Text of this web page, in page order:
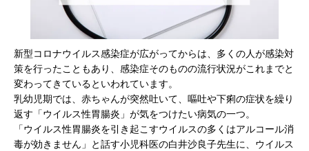
新型コロナウイルス感染症が広がってからは、多くの人が感染対
策を行ったこともあり、感染症そのものの流行状況がこれまでと
変わってきているといわれています。
乳幼児期では、赤ちゃんが突然吐いて、嘔吐や下痢の症状を繰り
返す「ウイルス性胃腸炎」が気をつけたい病気の一つ。
「ウイルス性胃腸炎を引き起こすウイルスの多くはアルコール消
毒が効きません」と話す小児科医の白井沙良子先生に、ウイルス